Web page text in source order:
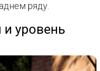
ряду.
и уровень